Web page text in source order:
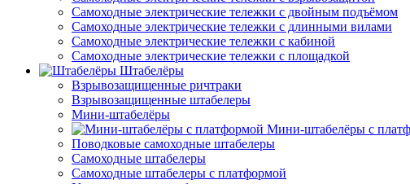
Самоходные электрические тележки с двойным подъёмом
Самоходные электрические тележки с длинными вилами
Самоходные электрические тележки с кабиной
Самоходные электрические тележки с площадкой
Штабелёры
Взрывозащищенные ричтраки
Взрывозащищенные штабелеры
Мини-штабелёры
Мини-штабелёры с
Поводковые самоходные штабелеры
Самоходные штабелеры
Самоходные штабелеры с платформой